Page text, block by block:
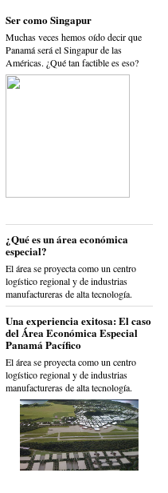
Ser como Singapur
Muchas veces hemos oído decir que
Panamá será el Singapur de las
Américas. ¿Qué tan factible es eso?
¿Qué es un área económica
especial?
El área se proyecta como un centro
logístico regional y de industrias
manufactureras de alta tecnología.
Una experiencia exitosa: El caso
del Área Económica Especial
Panamá Pacífico
El área se proyecta como un centro
logístico regional y de industrias
manufactureras de alta tecnología.